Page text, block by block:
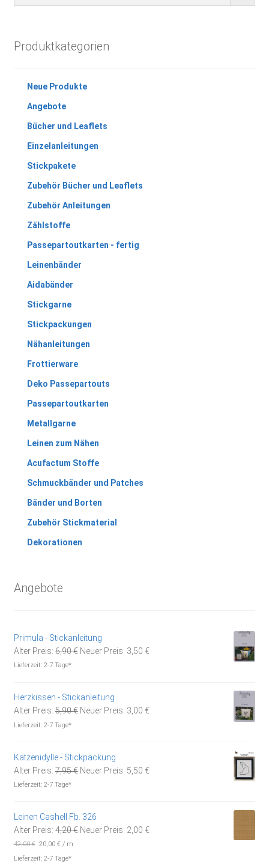
Produktkategorien
Neue Produkte
Angebote
Bücher und Leaflets
Einzelanleitungen
Stickpakete
Zubehör Bücher und Leaflets
Zubehör Anleitungen
Zählstoffe
Passepartoutkarten - fertig
Leinenbänder
Aidabänder
Stickgarne
Stickpackungen
Nähanleitungen
Frottierware
Deko Passepartouts
Passepartoutkarten
Metallgarne
Leinen zum Nähen
Acufactum Stoffe
Schmuckbänder und Patches
Bänder und Borten
Zubehör Stickmaterial
Dekorationen
Angebote
Primula - Stickanleitung
Alter Preis: 6,90€ Ursprünglicher
Neuer Preis: 3,50 €Aktueller
Lieferzeit: 2-7 Tage*
Herzkissen - Stickanleitung
Alter Preis: 5,90€ Ursprünglicher
Neuer Preis: 3,00 €Aktueller
Lieferzeit: 2-7 Tage*
Katzenidylle - Stickpackung
Alter Preis: 7,95€ Ursprünglicher
Neuer Preis: 5,50 €Aktueller
Lieferzeit: 2-7 Tage*
Leinen Cashell Fb. 326
Alter Preis: 4,20€ Ursprünglicher
Neuer Preis: 2,00 €Aktueller
42,00€ 20,00€ / m
Lieferzeit: 2-7 Tage*